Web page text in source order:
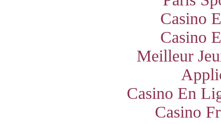
Casino
Casino
Meilleur
Casino En
Casino